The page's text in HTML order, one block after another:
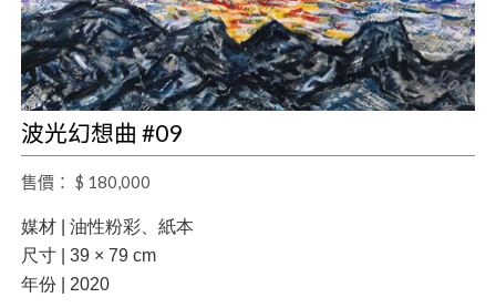
波光幻想曲 #09
售價： $ 180,000
媒材 | 油性粉彩、紙本
尺寸 | 39 × 79 cm
年份 | 2020